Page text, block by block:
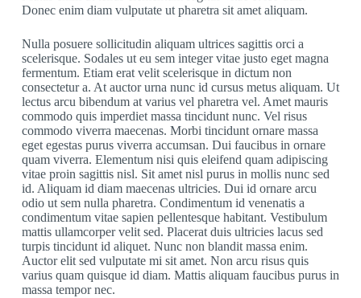
Donec enim diam vulputate ut pharetra sit amet aliquam.
Nulla posuere sollicitudin aliquam ultrices sagittis orci a
scelerisque. Sodales ut eu sem integer vitae justo eget magna
fermentum. Etiam erat velit scelerisque in dictum non
consectetur a. At auctor urna nunc id cursus metus aliquam. Ut
lectus arcu bibendum at varius vel pharetra vel. Amet mauris
commodo quis imperdiet massa tincidunt nunc. Vel risus
commodo viverra maecenas. Morbi tincidunt ornare massa
eget egestas purus viverra accumsan. Dui faucibus in ornare
quam viverra. Elementum nisi quis eleifend quam adipiscing
vitae proin sagittis nisl. Sit amet nisl purus in mollis nunc sed
id. Aliquam id diam maecenas ultricies. Dui id ornare arcu
odio ut sem nulla pharetra. Condimentum id venenatis a
condimentum vitae sapien pellentesque habitant. Vestibulum
mattis ullamcorper velit sed. Placerat duis ultricies lacus sed
turpis tincidunt id aliquet. Nunc non blandit massa enim.
Auctor elit sed vulputate mi sit amet. Non arcu risus quis
varius quam quisque id diam. Mattis aliquam faucibus purus in
massa tempor nec.